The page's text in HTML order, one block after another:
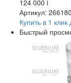
124 000 i
Артикул:
Купить в 1 клик
Быстрый